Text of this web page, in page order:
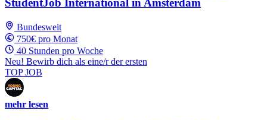
StudentJob International in Amsterdam
Bundesweit
750€ pro Monat
40 Stunden pro Woche
Neu! Bewirb dich als eine/r der ersten
TOP JOB
mehr lesen